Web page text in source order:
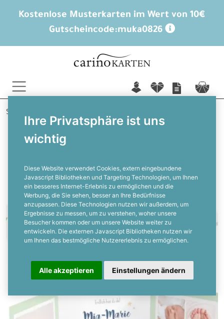
Kostenlose Musterkarten im Wert von 10€
Gutscheincode:muka0826
Ihre Privatsphäre ist uns
wichtig
Diese Website verwendet Cookies, extern eingebundene
Javascript Bibliotheken und Targeting Technologien, um Ihnen
ein besseres Internet-Erlebnis zu ermöglichen und die
Werbung, die Sie sehen, besser an Ihre Bedürfnisse
anzupassen. Diese Technologien nutzen wir außerdem, um
Ergebnisse zu messen, um zu verstehen, woher unsere
Besucher kommen oder um unsere Website weiter zu
entwickeln. Die externen Javascript Bibliotheken nutzen wir
um Ihnen das bestmögliche Nutzererlebnis zu ermöglichen.
Alle akzeptieren Einstellungen ändern
n f c
Startseite